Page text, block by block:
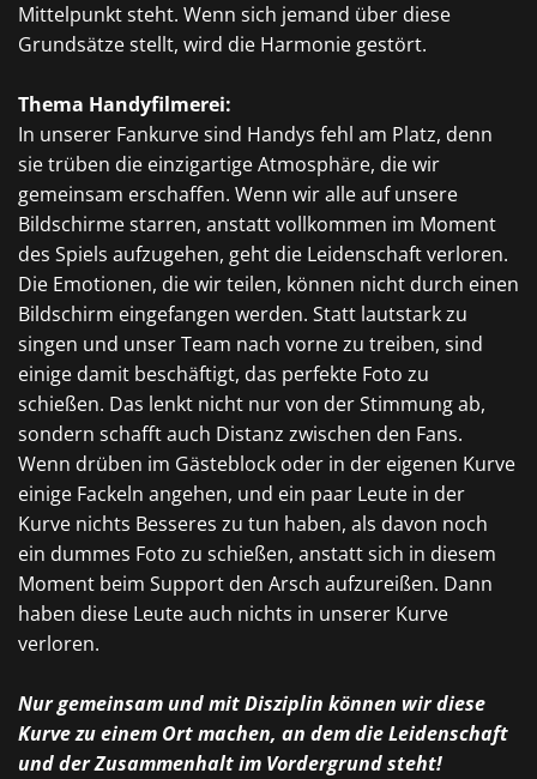
Mittelpunkt steht. Wenn sich jemand über diese
Grundsätze stellt, wird die Harmonie gestört.
Thema Handyfilmerei:
In unserer Fankurve sind Handys fehl am Platz, denn
sie trüben die einzigartige Atmosphäre, die wir
gemeinsam erschaffen. Wenn wir alle auf unsere
Bildschirme starren, anstatt vollkommen im Moment
des Spiels aufzugehen, geht die Leidenschaft verloren.
Die Emotionen, die wir teilen, können nicht durch einen
Bildschirm eingefangen werden. Statt lautstark zu
singen und unser Team nach vorne zu treiben, sind
einige damit beschäftigt, das perfekte Foto zu
schießen. Das lenkt nicht nur von der Stimmung ab,
sondern schafft auch Distanz zwischen den Fans.
Wenn drüben im Gästeblock oder in der eigenen Kurve
einige Fackeln angehen, und ein paar Leute in der
Kurve nichts Besseres zu tun haben, als davon noch
ein dummes Foto zu schießen, anstatt sich in diesem
Moment beim Support den Arsch aufzureißen. Dann
haben diese Leute auch nichts in unserer Kurve
verloren.
Nur gemeinsam und mit Disziplin können wir diese
Kurve zu einem Ort machen, an dem die Leidenschaft
und der Zusammenhalt im Vordergrund steht!